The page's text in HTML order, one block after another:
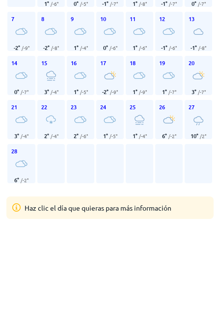
1° /-6° 0° /-5° -1° /-7° 1° /-8° -1° /-7° 0° /-7°
7
-2° /-9°
8
-2° /-8°
9
1° /-4°
10
0° /-6°
11
1° /-6°
12
-1° /-6°
13
-1° /-8°
14
0° /-7°
15
3° /-4°
16
1° /-5°
17
-2° /-9°
18
1° /-9°
19
1° /-7°
20
3° /-7°
21
3° /-4°
22
2° /-4°
23
2° /-6°
24
1° /-5°
25
1° /-4°
26
6° /-2°
27
10° /2°
28
6° /-2°
Haz clic el día que quieras para más información